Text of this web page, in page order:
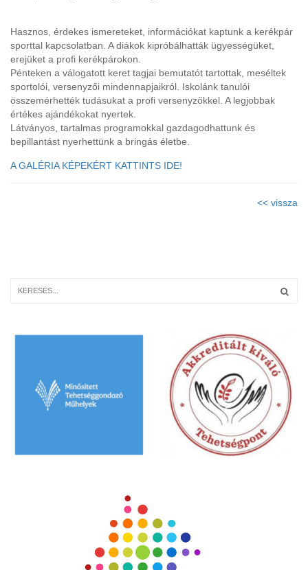
Hasznos, érdekes ismereteket, információkat kaptunk a kerékpár
sporttal kapcsolatban. A diákok kipróbálhatták ügyességüket,
erejüket a profi kerékpárokon.
Pénteken a válogatott keret tagjai bemutatót tartottak, meséltek
sportolói, versenyzői mindennapjaikról. Iskolánk tanulói
összemérhették tudásukat a profi versenyzőkkel. A legjobbak
értékes ajándékokat nyertek.
Látványos, tartalmas programokkal gazdagodhattunk és
bepillantást nyerhettünk a bringás életbe.
A GALÉRIA KÉPEKÉRT KATTINTS IDE!
<< vissza